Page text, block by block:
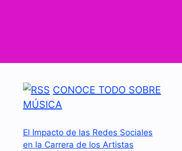
CONOCE TODO SOBRE
MÚSICA
El Impacto de las Redes Sociales
en la Carrera de los Artistas